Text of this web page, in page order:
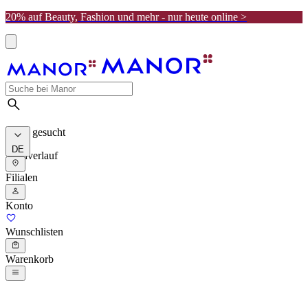
20% auf Beauty, Fashion und mehr - nur heute online >
Meist gesucht
Suchverlauf
DE
Filialen
Konto
Wunschlisten
Warenkorb